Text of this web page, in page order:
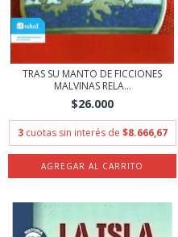
TRAS SU MANTO DE FICCIONES
MALVINAS RELA...
$26.000
3 cuotas sin interés de $8.666,67